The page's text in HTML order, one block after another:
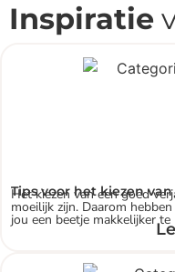
Inspiratie
Tips voor het kiezen
Het kiezen van een goed
moeilijk zijn. Daarom
jou een beetje makkelijker te